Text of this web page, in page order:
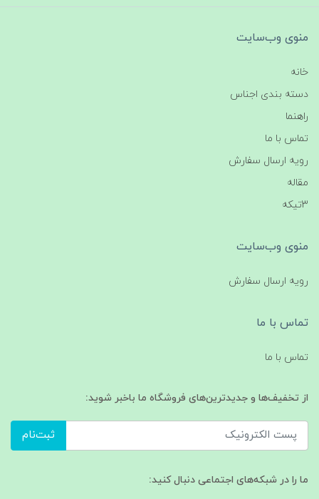
منوی وب‌سایت
خانه
دسته بندی اجناس
راهنما
تماس با ما
رویه ارسال سفارش
مقاله
3تیکه
منوی وب‌سایت
رویه ارسال سفارش
تماس با ما
تماس با ما
از تخفیف‌ها و جدیدترین‌های فروشگاه ما باخبر شوید:
ثبت‌نام
ما را در شبکه‌های اجتماعی دنبال کنید: